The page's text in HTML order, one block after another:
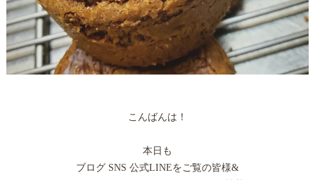
こんばんは！
本日も
ブログ SNS 公式LINEをご覧の皆様&